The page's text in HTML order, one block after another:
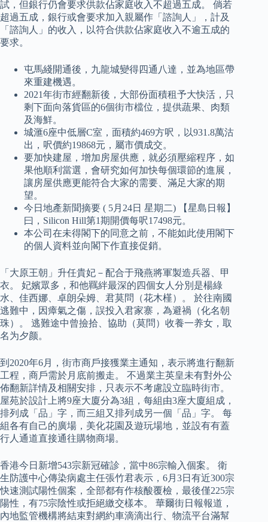
試，但銀行仍會要求供款佔家庭收入不超過五成。 倘若
超過五成，銀行或會要求加入親屬作「諮詢人」，計及
「諮詢人」的收入，以符合供款佔家庭收入不逾五成的
要求。
屯馬綫開通後，九龍城變得四通八達，並為地區帶
來重建機遇。
2021年街市經翻新後，大部份面積租予大快活，只
剩下面向落貨區的6個街市檔位，提供蔬果、肉類
及海鮮。
城滙6座中低層C室，面積約469方呎，以931.8萬沽
出，呎價約19868元，屬市價成交。
要加快建屋，增加房屋供應，就必須壓縮程序，如
果他順利當選，會研究如何加快每個環節的進展，
讓房屋供應更能符合大家的需要、滿足大家的期
望。
今日地產新聞摘要 ( 5月24日 星期二) 【星島日報】
曰，Silicon Hill第1期開價每呎17498元。
本公司在未得閣下的同意之前，不能如此使用閣下
的個人資料並向閣下作直接促銷。
「大原王朝」升任貴妃－配合于飛燕將軍製造兵器、甲
衣。 妃嬪眾多，和他羈絆最深的四個女人分別是楊綠
水、佳西娜、卓朗朵姆、君莫問（花木槿）。 於往南國
逃難中，因瘴氣之傷，誤投入君家寨，為避禍（化名朝
珠）。 逃難途中曾撿拾、協助（莫問）收養一养女，取
名为夕颜。
到2020年6月，街市商戶接獲業主通知，表示將進行翻新
工程，商戶需於月底前搬走。 不過業主英皇未有對外公
佈翻新詳情及相關安排，只表示不考慮設立臨時街市。
屋苑於設計上將9座大廈分為3組，每組由3座大廈組成，
排列成「品」字，而三組又排列成另一個「品」字。 每
組各有自己的廣場，美化花園及遊玩場地，並設有有蓋
行人通道直接通往購物商場。
香港今日新增543宗新冠確診，當中86宗輸入個案。 衛
生防護中心傳染病處主任張竹君表示，6月3日有近300宗
快速測試陽性個案，全部都有作核酸覆檢，最後僅225宗
陽性，有75宗陰性或拒絕繳交樣本。 華爾街日報報道，
內地監管機構將結束對網約車滴滴出行、物流平台滿幫